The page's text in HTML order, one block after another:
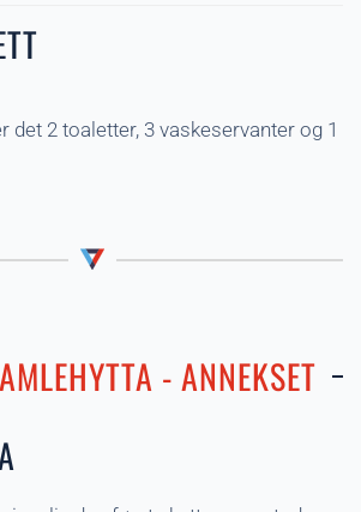
det 2 toaletter, 3 vaskeservanter og 1
- ANNEKSET